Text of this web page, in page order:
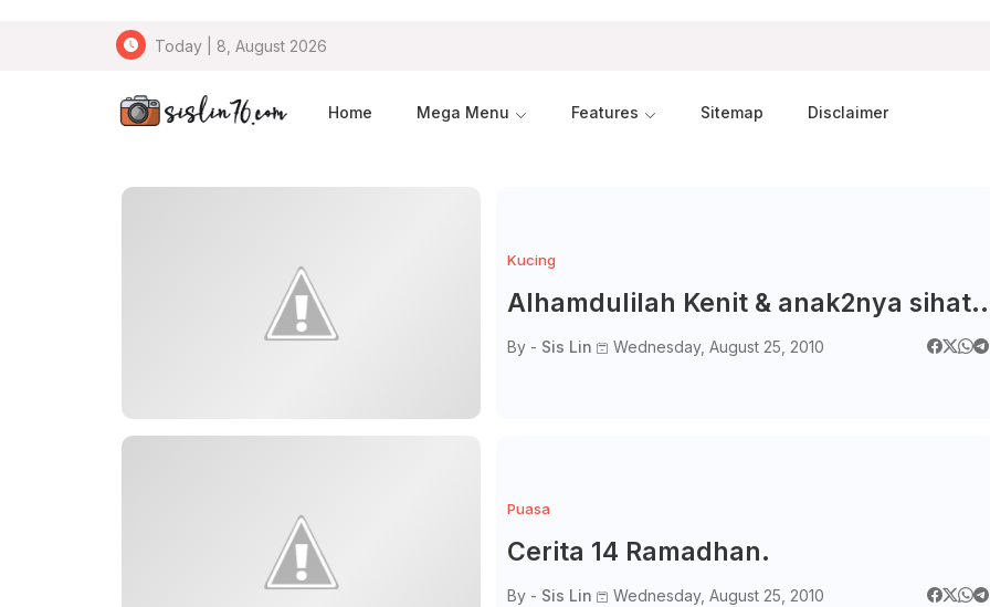
Today | 8, August 2026
Home Mega Menu Features Sitemap Disclaimer
Kucing
Alhamdulilah Kenit & anak2nya sihat..
By - Sis Lin Wednesday, August 25, 2010
Puasa
Cerita 14 Ramadhan.
By - Sis Lin Wednesday, August 25, 2010